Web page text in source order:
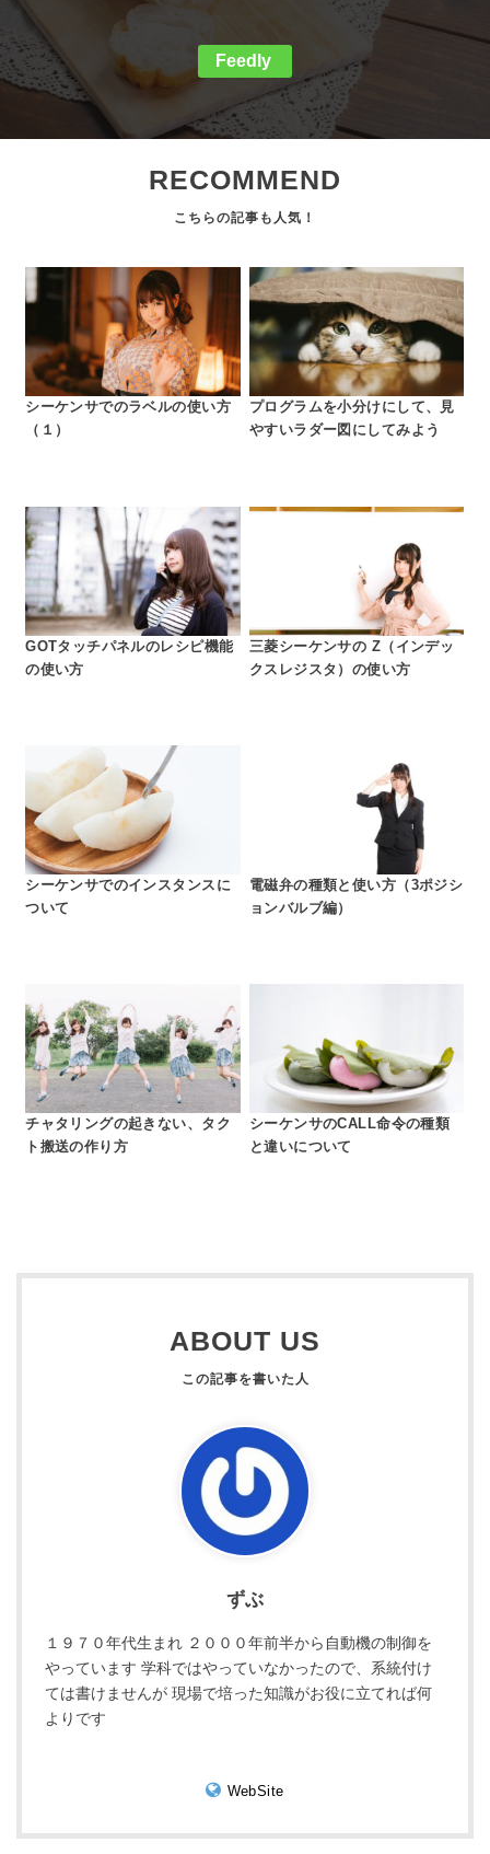
Feedly
RECOMMEND
シーケンサでのラベルの使い方
（１）
プログラムを小分けにして、見
やすいラダー図にしてみよう
GOTタッチパネルのレシピ機能
の使い方
三菱シーケンサの Z（インデッ
クスレジスタ）の使い方
シーケンサでのインスタンスに
ついて
電磁弁の種類と使い方（3ポジシ
ョンバルブ編）
チャタリングの起きない、タク
ト搬送の作り方
シーケンサのCALL命令の種類
と違いについて
ABOUT US
ずぶ
１９７０年代生まれ ２０００年前半から自動機の制御を
やっています 学科ではやっていなかったので、系統付け
ては書けませんが 現場で培った知識がお役に立てれば何
よりです
WebSite